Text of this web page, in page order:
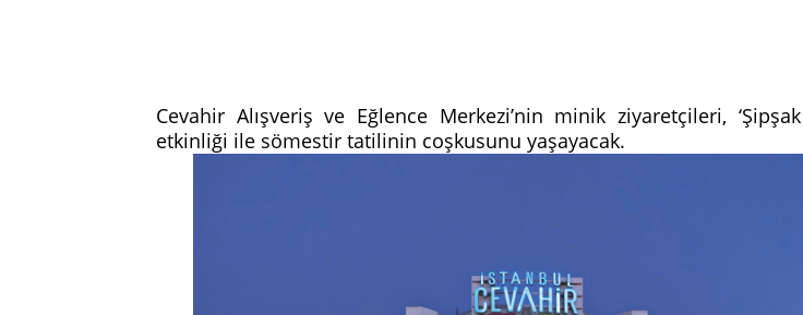
Cevahir Alışveriş ve Eğlence Merkezi’nin minik ziyaretçileri,
etkinliği ile sömestir tatilinin coşkusunu yaşayacak.